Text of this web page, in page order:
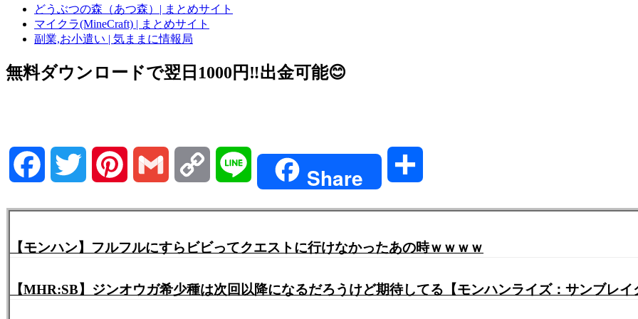
どうぶつの森（あつ森）| まとめサイト
マイクラ(MineCraft) | まとめサイト
副業,お小遣い | 気ままに情報局
無料ダウンロードで翌日1000円‼️出金可能😊
Facebook Twitter Pinterest Gmail Copy Share
【モンハン】フルフルにすらビビってクエストに行けなかったあの時ｗｗｗｗ
【MHR:SB】ジンオウガ希少種は次回以降になるだろうけど期待してる【モンハンライズ：サンブレイ